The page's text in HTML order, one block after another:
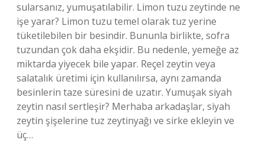
sularsanız, yumuşatılabilir. Limon tuzu zeytinde ne
işe yarar? Limon tuzu temel olarak tuz yerine
tüketilebilen bir besindir. Bununla birlikte, sofra
tuzundan çok daha ekşidir. Bu nedenle, yemeğe az
miktarda yiyecek bile yapar. Reçel zeytin veya
salatalık üretimi için kullanılırsa, aynı zamanda
besinlerin taze süresini de uzatır. Yumuşak siyah
zeytin nasıl sertleşir? Merhaba arkadaşlar, siyah
zeytin şişelerine tuz zeytinyağı ve sirke ekleyin ve
üç…